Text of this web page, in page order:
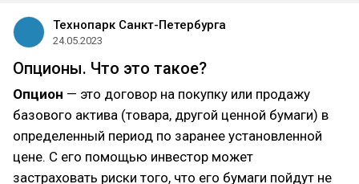
Технопарк Санкт-Петербурга
24.05.2023
Опционы. Что это такое?
Опцион — это договор на покупку или продажу
базового актива (товара, другой ценной бумаги) в
определенный период по заранее установленной
цене. С его помощью инвестор может
застраховать риски того, что его бумаги пойдут не